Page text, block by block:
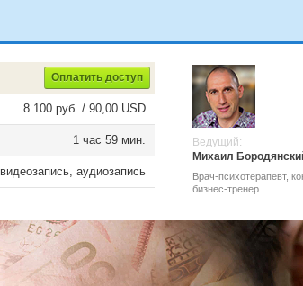
Ведущий:
Михаил
Врач-психотерапевт,
бизнес-тренер
Оплатить доступ
8 100 руб. / 90,00 USD
1 час 59 мин.
видеозапись, аудиозапись